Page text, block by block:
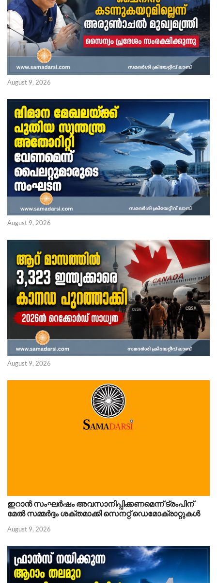
August 9, 2026
August 9, 2026
August 9, 2026
ഇറാൻ സംഘർഷം അവസാനിപ്പിക്കണമെന്ന് ട്രംപിന്
മേൽ സമ്മർദ്ദം ശക്തമാക്കി സെനറ്റ് ഡെമോക്രാറ്റുകൾ
August 9, 2026